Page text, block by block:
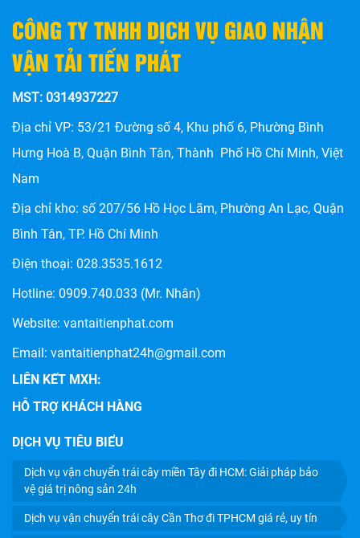
CHÀNH XE SÀI GÒN - VẬN CHUYỂN HÀNG ĐI CÁC TỈNH:
UY TÍN, GIÁ RẺ, GIAO NHẬN TẬN NƠI
CHÀNH XE CÀ MAU UY TÍN: CƯỚC RẺ, GIAO NHẬN TẬN
CÔNG TY TNHH DỊCH VỤ GIAO NHẬN
VẬN TẢI TIẾN PHÁT
MST: 0314937227
Địa chỉ VP: 53/21 Đường số 4, Khu phố 6, Phường Bình
Hưng Hoà B, Quận Bình Tân, Thành Phố Hồ Chí Minh, Việt
Nam
Địa chỉ kho: số207/56 Hồ Học Lãm, Phường An Lạc, Quận
Bình Tân, TP. Hồ Chí Minh
Điện thoại: 028.3535.1612
Hotline: 0909.740.033 (Mr. Nhân)
Website: vantaitienphat.com
Email: vantaitienphat24h@gmail.com
LIÊN KẾT MXH:
HỖ TRỢ KHÁCH HÀNG
DỊCH VỤ TIÊU BIỂU
Dịch vụ vận chuyển trái cây miền Tây đi HCM: Giải pháp bảo
vệ giá trị nông sản 24h
Dịch vụ vận chuyển trái cây Cần Thơ đi TPHCM giá rẻ, uy tín